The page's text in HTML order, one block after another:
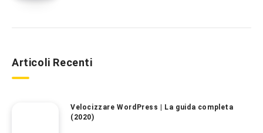
Articoli Recenti
Velocizzare WordPress | La guida completa
(2020)